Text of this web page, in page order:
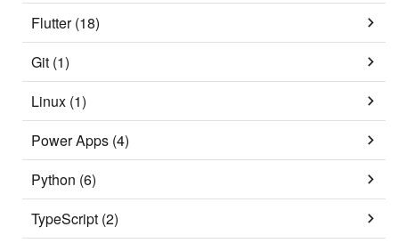
Flutter (18)
Git (1)
Linux (1)
Power Apps (4)
Python (6)
TypeScript (2)